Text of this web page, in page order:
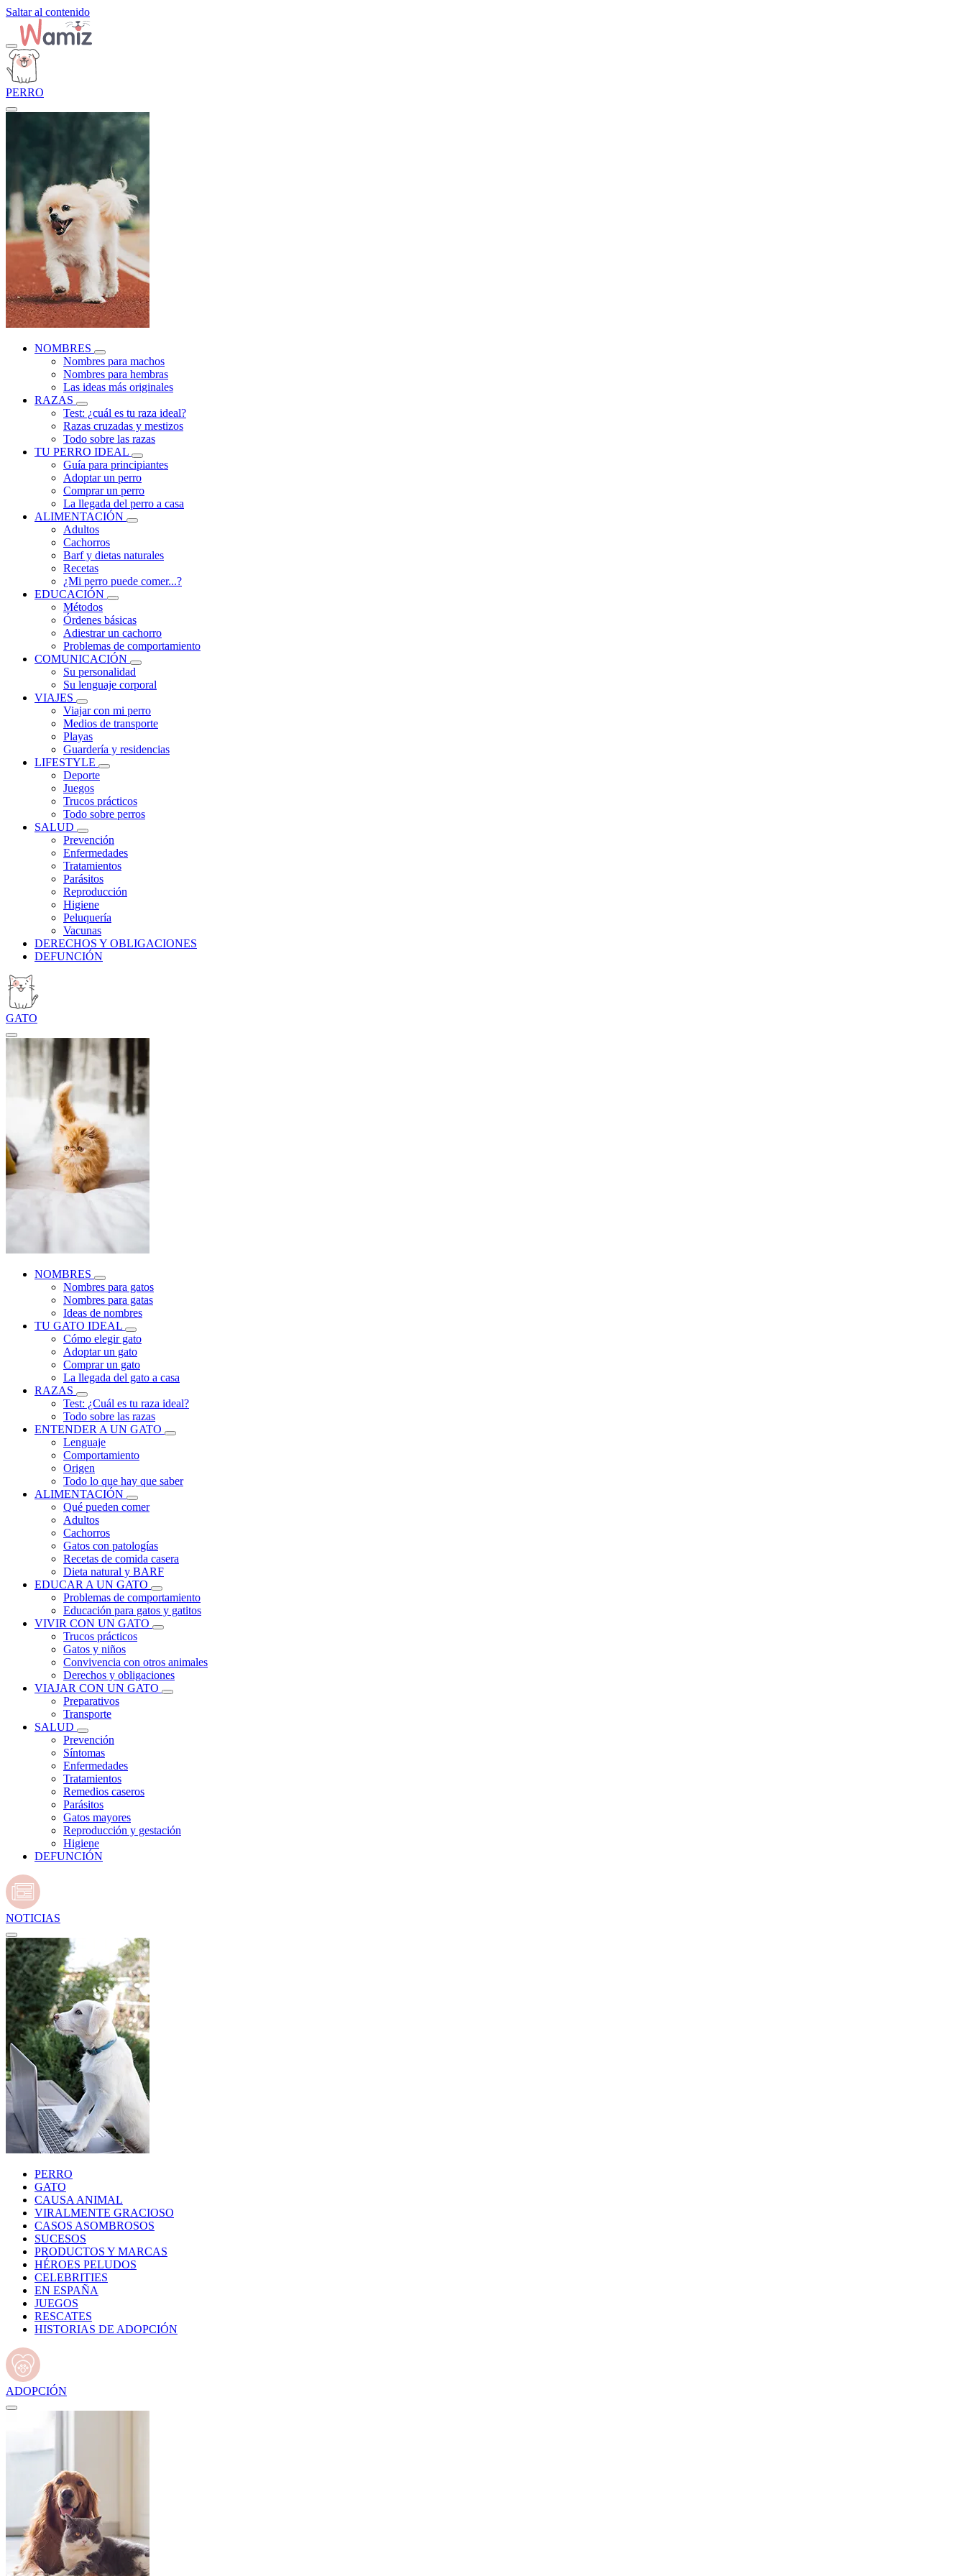
Saltar al contenido
PERRO
NOMBRES
Nombres para machos
Nombres para hembras
Las ideas más originales
RAZAS
Test: ¿cuál es tu raza ideal?
Razas cruzadas y mestizos
Todo sobre las razas
TU PERRO IDEAL
Guía para principiantes
Adoptar un perro
Comprar un perro
La llegada del perro a casa
ALIMENTACIÓN
Adultos
Cachorros
Barf y dietas naturales
Recetas
¿Mi perro puede comer...?
EDUCACIÓN
Métodos
Órdenes básicas
Adiestrar un cachorro
Problemas de comportamiento
COMUNICACIÓN
Su personalidad
Su lenguaje corporal
VIAJES
Viajar con mi perro
Medios de transporte
Playas
Guardería y residencias
LIFESTYLE
Deporte
Juegos
Trucos prácticos
Todo sobre perros
SALUD
Prevención
Enfermedades
Tratamientos
Parásitos
Reproducción
Higiene
Peluquería
Vacunas
DERECHOS Y OBLIGACIONES
DEFUNCIÓN
GATO
NOMBRES
Nombres para gatos
Nombres para gatas
Ideas de nombres
TU GATO IDEAL
Cómo elegir gato
Adoptar un gato
Comprar un gato
La llegada del gato a casa
RAZAS
Test: ¿Cuál es tu raza ideal?
Todo sobre las razas
ENTENDER A UN GATO
Lenguaje
Comportamiento
Origen
Todo lo que hay que saber
ALIMENTACIÓN
Qué pueden comer
Adultos
Cachorros
Gatos con patologías
Recetas de comida casera
Dieta natural y BARF
EDUCAR A UN GATO
Problemas de comportamiento
Educación para gatos y gatitos
VIVIR CON UN GATO
Trucos prácticos
Gatos y niños
Convivencia con otros animales
Derechos y obligaciones
VIAJAR CON UN GATO
Preparativos
Transporte
SALUD
Prevención
Síntomas
Enfermedades
Tratamientos
Remedios caseros
Parásitos
Gatos mayores
Reproducción y gestación
Higiene
DEFUNCIÓN
NOTICIAS
PERRO
GATO
CAUSA ANIMAL
VIRALMENTE GRACIOSO
CASOS ASOMBROSOS
SUCESOS
PRODUCTOS Y MARCAS
HÉROES PELUDOS
CELEBRITIES
EN ESPAÑA
JUEGOS
RESCATES
HISTORIAS DE ADOPCIÓN
ADOPCIÓN